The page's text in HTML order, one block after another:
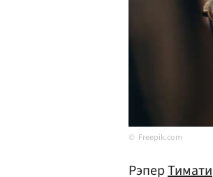
Freepik.com
РэперТимати